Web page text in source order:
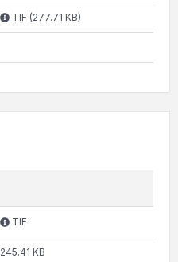
TIF (277.71 KB)
TIF
245.41 KB